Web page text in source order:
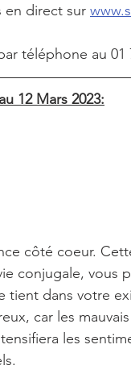
en direct sur
téléphone au 01
12 Mars 2023:
côté coeur.
conjugale, vous
tient dans votre
car les
les